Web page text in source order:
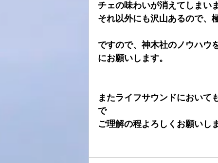
チェの味わいが消えてしまい
それ以外にも沢山あるので、
ですので、神木社のノウハウ
にお願いします。
またライフサウンドにおいて
で
ご理解の程よろしくお願いし